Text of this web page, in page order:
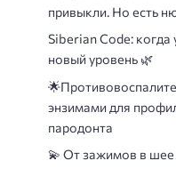
привыкли. Но есть
Siberian Code: когда
новый уровень 🌿
🌟
энзимами для
пародонта
💫 От зажимов в шее